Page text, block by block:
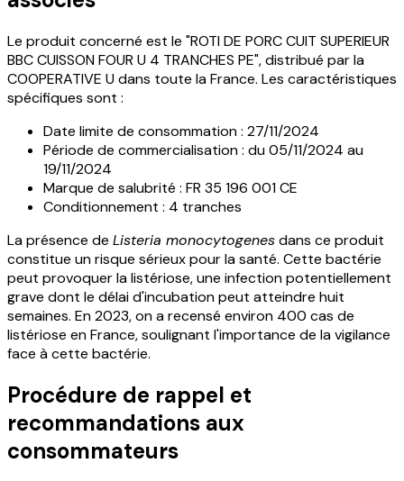
Le produit concerné est le "ROTI DE PORC CUIT SUPERIEUR
BBC CUISSON FOUR U 4 TRANCHES PE", distribué par la
COOPERATIVE U dans toute la France. Les caractéristiques
spécifiques sont :
Date limite de consommation : 27/11/2024
Période de commercialisation : du 05/11/2024 au
19/11/2024
Marque de salubrité : FR 35 196 001 CE
Conditionnement : 4 tranches
La présence de Listeria monocytogenesdans ce produit
constitue un risque sérieux pour la santé. Cette bactérie
peut provoquer la listériose, une infection potentiellement
grave dont le délai d'incubation peut atteindre huit
semaines. En 2023, on a recensé environ 400 cas de
listériose en France, soulignant l'importance de la vigilance
face à cette bactérie.
Procédure de rappel et
recommandations aux
consommateurs